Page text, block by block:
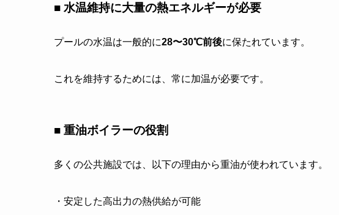
■ 水温維持に大量の熱エネルギーが必要
プールの水温は一般的に28〜30℃前後に保たれています。
これを維持するためには、常に加温が必要です。
■ 重油ボイラーの役割
多くの公共施設では、以下の理由から重油が使われています。
・安定した高出力の熱供給が可能